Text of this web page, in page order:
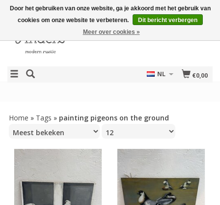
€0,00
NL
Home » Tags » painting pigeons on the ground
Door het gebruiken van onze website, ga je akkoord met het gebruik van
cookies om onze website te verbeteren.
Dit bericht verbergen
Meer over cookies »